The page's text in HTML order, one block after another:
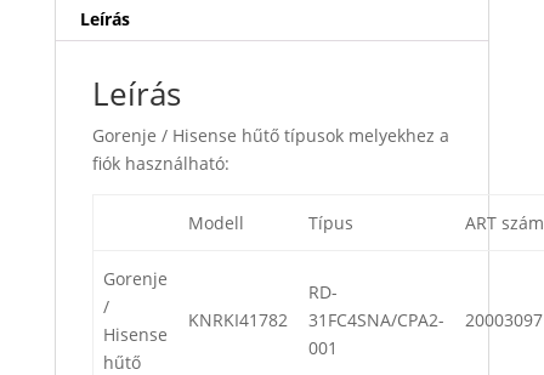
Leírás
Leírás
Gorenje / Hisense hűtő típusok melyekhez a
fiók használható:
Modell Típus ART szám
Gorenje
/
Hisense
hűtő
KNRKI41782
RD-
31FC4SNA/CPA2-
001
20003097